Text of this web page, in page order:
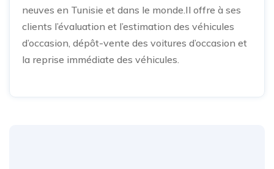
neuves en Tunisie et dans le monde.Il offre à ses
clients l’évaluation et l’estimation des véhicules
d’occasion, dépôt-vente des voitures d’occasion et
la reprise immédiate des véhicules.